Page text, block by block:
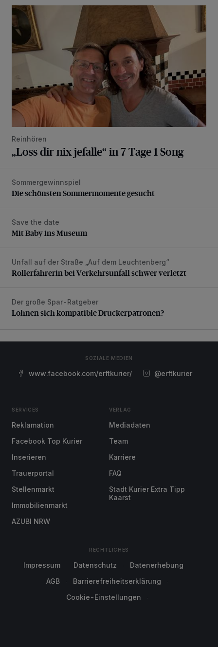
„Loss dir nix jefalle“ in 7 Tage 1 Song
Reinhören
„Loss dir nix jefalle“ in 7 Tage 1 Song
Die schönsten Sommermomente gesucht
Sommergewinnspiel
Die schönsten Sommermomente gesucht
Mit Baby ins Museum
Save the date
Mit Baby ins Museum
Rollerfahrerin bei Verkehrsunfall schwer verletzt
Unfall auf der Straße „Auf dem Leuchtenberg“
Rollerfahrerin bei Verkehrsunfall schwer verletzt
Lohnen sich kompatible Druckerpatronen?
Der große Spar-Ratgeber
Lohnen sich kompatible Druckerpatronen?
SOZIALE MEDIEN
www.facebook.com/erftkurier/ @erftkurier
SERVICES
Reklamation
Facebook Top Kurier
Inserieren
Trauerportal
Stellenmarkt
Immobilienmarkt
AZUBI NRW
VERLAG
Mediadaten
Team
Karriere
FAQ
Stadt Kurier Extra Tipp
Kaarst
RECHTLICHES
Impressum Datenschutz
Datenerhebung
AGB
Barrierefreiheitserklärung
Cookie-Einstellungen